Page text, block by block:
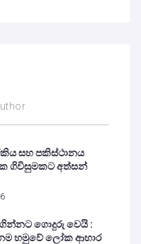
සහ පකිස්ථානය
ගිවිසුමකට අත්සන්
ගොදුරු වෙයි :
හමුවේ ලෝක ආහාර